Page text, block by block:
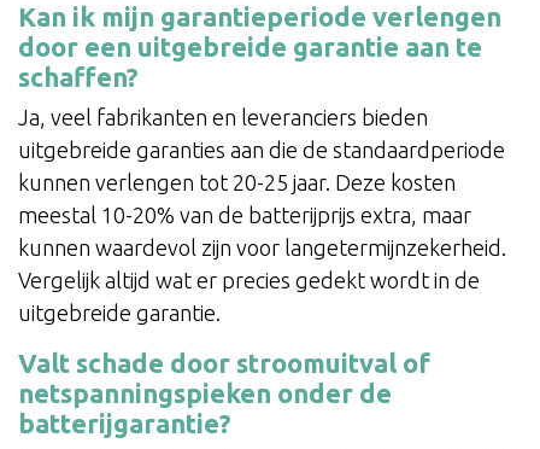
Kan ik mijn garantieperiode verlengen
door een uitgebreide garantie aan te
schaffen?
Ja, veel fabrikanten en leveranciers bieden
uitgebreide garanties aan die de standaardperiode
kunnen verlengen tot 20-25 jaar. Deze kosten
meestal 10-20% van de batterijprijs extra, maar
kunnen waardevol zijn voor langetermijnzekerheid.
Vergelijk altijd wat er precies gedekt wordt in de
uitgebreide garantie.
Valt schade door stroomuitval of
netspanningspieken onder de
batterijgarantie?